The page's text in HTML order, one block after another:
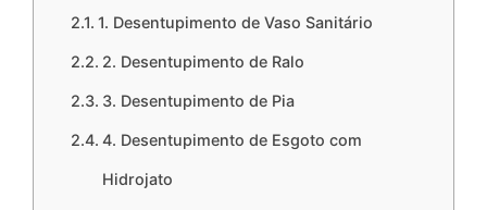
1. Desentupimento de Vaso Sanitário
2. Desentupimento de Ralo
3. Desentupimento de Pia
4. Desentupimento de Esgoto com
Hidrojato